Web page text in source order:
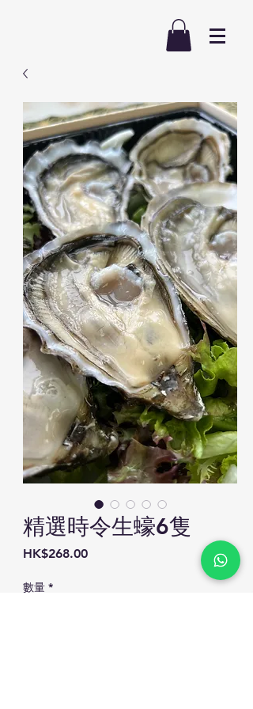
精選時令生蠔6隻
HK$268.00價
數量 *